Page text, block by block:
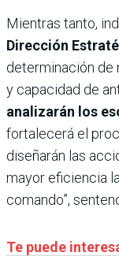
Mientras tanto,
Dirección
determinación de
y capacidad de
analizarán los
fortalecerá el
diseñarán las
mayor eficiencia
comando”,
Te puede